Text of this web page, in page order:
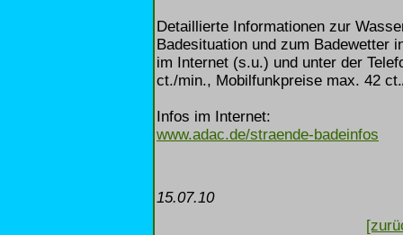
Detaillierte Informationen zur
Badesituation und zum Badewetter
im Internet (s.u.) und unter der
ct./min., Mobilfunkpreise max. 42
Infos im Internet:
www.adac.de/straende-badeinfos
15.07.10